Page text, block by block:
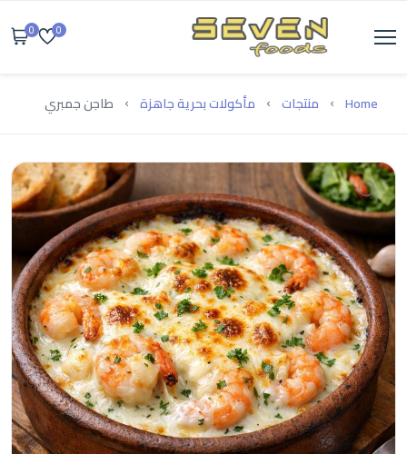
0
0
Home منتجات مأكولات بحرية جاهزة طاجن جمبري